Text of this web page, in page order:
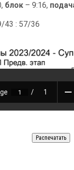
блок – 9:16,
43 : 57/36